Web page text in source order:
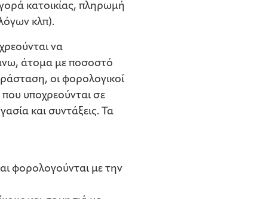
κατοικίας, πληρωμή
κλπ).
να
άτομα με ποσοστό
οι φορολογικοί
που υποχρεούνται σε
και συντάξεις. Τα
φορολογούνται με την